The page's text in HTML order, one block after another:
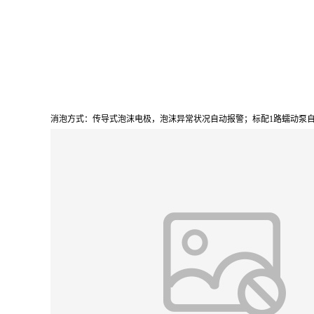
消泡方式：传导式泡沫电极，泡沫异常状况自动报警；标配1路蠕动泵